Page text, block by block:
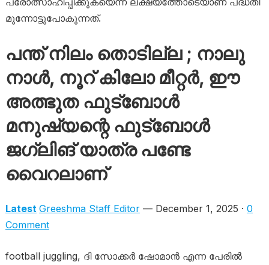
മുന്നോട്ടുപോകുന്നത്.
പന്ത് നിലം തൊടില്ല ; നാലു
നാൾ, നൂറ് കിലോ മീറ്റർ, ഈ
അത്ഭുത ഫുട്ബോൾ
മനുഷ്യന്റെ ഫുട്ബോൾ
ജഗ്ലിങ് യാത്ര പണ്ടേ
വൈറലാണ്
Latest Greeshma Staff Editor— December 1, 2025 · 0
Comment
football juggling, ദി സോക്കർ ഷോമാൻ എന്ന പേരിൽ